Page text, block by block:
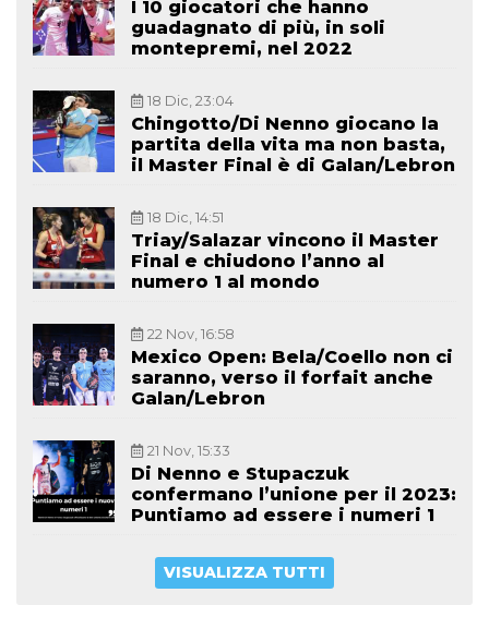
I 10 giocatori che hanno
guadagnato di più, in soli
montepremi, nel 2022
18 Dic, 23:04
Chingotto/Di Nenno giocano la
partita della vita ma non basta,
il Master Final è di Galan/Lebron
18 Dic, 14:51
Triay/Salazar vincono il Master
Final e chiudono l’anno al
numero 1 al mondo
22 Nov, 16:58
Mexico Open: Bela/Coello non ci
saranno, verso il forfait anche
Galan/Lebron
21 Nov, 15:33
Di Nenno e Stupaczuk
confermano l’unione per il 2023:
Puntiamo ad essere i numeri 1
VISUALIZZA TUTTI